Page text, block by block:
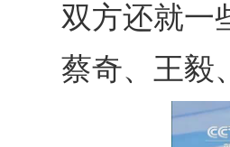
双方还就一
蔡奇、王毅